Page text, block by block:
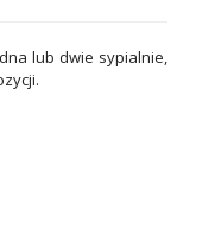
lub dwie sypialnie,